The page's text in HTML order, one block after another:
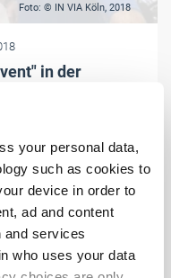
your personal data,
such as cookies to
device in order to
ad and content
and services
who uses your data
Foto: © IN VIA Köln, 2018
in der
26 Ford-